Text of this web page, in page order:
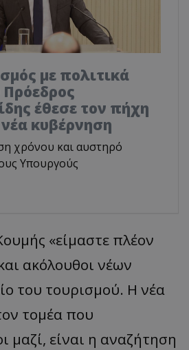
με πολιτικά
έθεσε τον πήχη
κυβέρνηση
χρόνου και αυστηρό
Υπουργούς
«είμαστε πλέον
ακόλουθοι νέων
του τουρισμού. Η νέα
τομέα που
μαζί, είναι η αναζήτηση